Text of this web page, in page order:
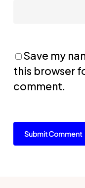
Save my
this browser
comment.